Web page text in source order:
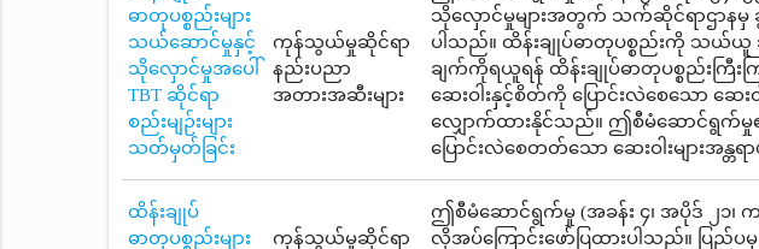
ဓာတုပစ္စည်းများ
သယ်ဆောင်မှုနှင့်
သိုလှောင်မှုအပေါ်
TBT ဆိုင်ရာ
စည်းမျဉ်းများ
သတ်မှတ်ခြင်း
ကုန်သွယ်မှုဆိုင်ရာ
နည်းပညာ
အတားအဆီးများ
သိုလှောင်မှုများအတွက် သက်ဆိုင်ရာဌာနမှ ခွ
ပါသည်။ ထိန်းချုပ်ဓာတုပစ္စည်းကို သ
ချက်ကိုရယူရန် ထိန်းချုပ်ဓာတုပစ္စည်းကြီ
ဆေးဝါးနှင့်စိတ်ကို ပြောင်းလဲစေသော ဆေ
လျှောက်ထားနိုင်သည်။ ဤစီမံဆောင်ရွက်မှု
ပြောင်းလဲစေတတ်သော ဆေးဝါးများအန္တ
ထိန်းချုပ်
ဓာတုပစ္စည်းများ
ကုန်သွယ်မှုဆိုင်ရာ
ဤစီမံဆောင်ရွက်မှု (အခန်း ၄၊ အပိုဒ် ၂၁၊ က
လိုအပ်ကြောင်းဖော်ပြထားပါသည်။ ပြည်